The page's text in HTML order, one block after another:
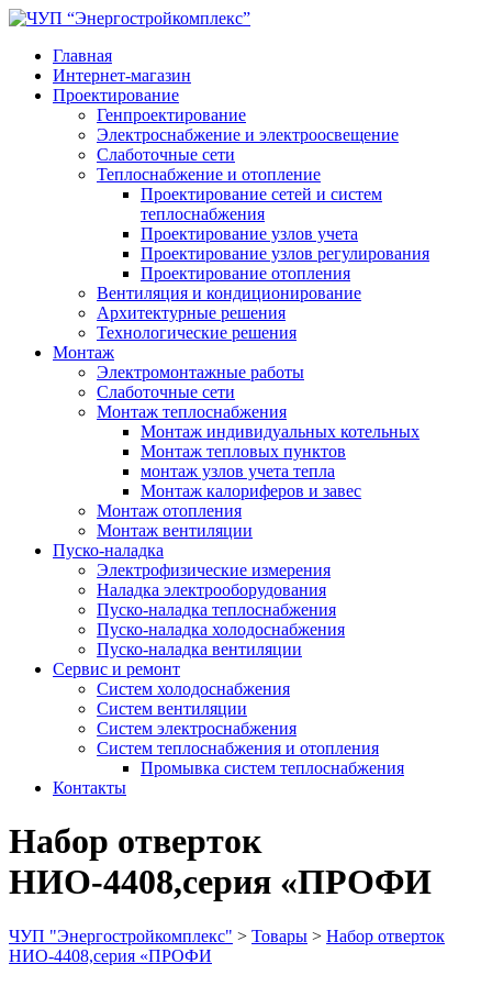
Главная
Интернет-магазин
Проектирование
Генпроектирование
Электроснабжение и электроосвещение
Слаботочные сети
Теплоснабжение и отопление
Проектирование сетей и систем
теплоснабжения
Проектирование узлов учета
Проектирование узлов регулирования
Проектирование отопления
Вентиляция и кондиционирование
Архитектурные решения
Технологические решения
Монтаж
Электромонтажные работы
Слаботочные сети
Монтаж теплоснабжения
Монтаж индивидуальных котельных
Монтаж тепловых пунктов
монтаж узлов учета тепла
Монтаж калориферов и завес
Монтаж отопления
Монтаж вентиляции
Пуско-наладка
Электрофизические измерения
Наладка электрооборудования
Пуско-наладка теплоснабжения
Пуско-наладка холодоснабжения
Пуско-наладка вентиляции
Сервис и ремонт
Систем холодоснабжения
Систем вентиляции
Систем электроснабжения
Систем теплоснабжения и отопления
Промывка систем теплоснабжения
Контакты
Набор отверток
НИО-4408,серия «ПРОФИ
ЧУП "Энергостройкомплекс" > Товары > Набор отверток
НИО-4408,серия «ПРОФИ